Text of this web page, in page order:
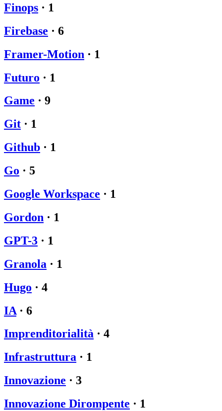
Finops · 1
Firebase · 6
Framer-Motion · 1
Futuro · 1
Game · 9
Git · 1
Github · 1
Go · 5
Google Workspace · 1
Gordon · 1
GPT-3 · 1
Granola · 1
Hugo · 4
IA · 6
Imprenditorialità · 4
Infrastruttura · 1
Innovazione · 3
Innovazione Dirompente · 1